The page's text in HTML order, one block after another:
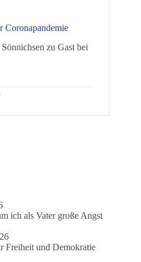
Coronapandemie
zu Gast bei
ich als Vater große Angst
Freiheit und Demokratie